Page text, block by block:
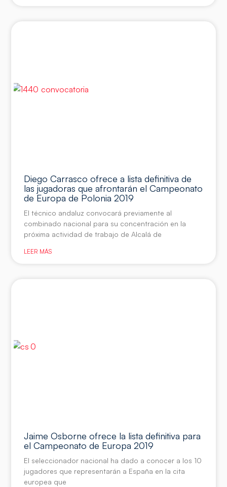
Diego Carrasco ofrece a lista definitiva de
las jugadoras que afrontarán el Campeonato
de Europa de Polonia 2019
El técnico andaluz convocará previamente al
combinado nacional para su concentración en la
próxima actividad de trabajo de Alcalá de
LEER MÁS
Jaime Osborne ofrece la lista definitiva para
el Campeonato de Europa 2019
El seleccionador nacional ha dado a conocer a los 10
jugadores que representarán a España en la cita
europea que